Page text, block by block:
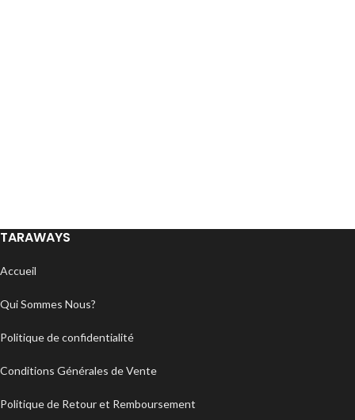
TARAWAYS
Accueil
Qui Sommes Nous?
Politique de confidentialité
Conditions Générales de Vente
Politique de Retour et Remboursement